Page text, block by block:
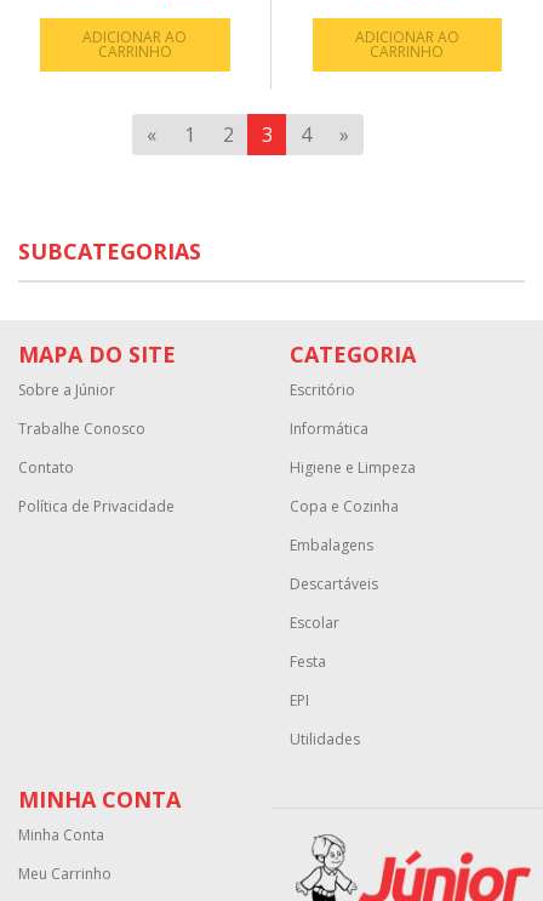
ADICIONAR AO
CARRINHO
ADICIONAR AO
CARRINHO
« 1 2 3 4 »
SUBCATEGORIAS
MAPA DO SITE
Sobre a Júnior
Trabalhe Conosco
Contato
Política de Privacidade
CATEGORIA
Escritório
Informática
Higiene e Limpeza
Copa e Cozinha
Embalagens
Descartáveis
Escolar
Festa
EPI
Utilidades
MINHA CONTA
Minha Conta
Meu Carrinho